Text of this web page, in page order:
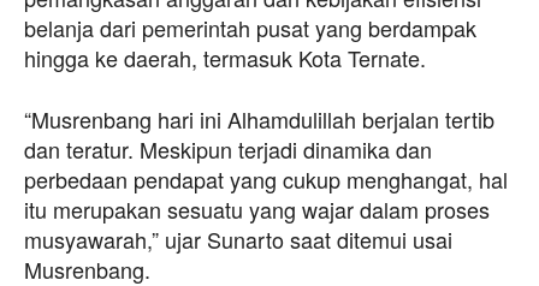
belanja dari pemerintah pusat yang berdampak
hingga ke daerah, termasuk Kota Ternate.
“Musrenbang hari ini Alhamdulillah berjalan tertib
dan teratur. Meskipun terjadi dinamika dan
perbedaan pendapat yang cukup menghangat, hal
itu merupakan sesuatu yang wajar dalam proses
musyawarah,” ujar Sunarto saat ditemui usai
Musrenbang.